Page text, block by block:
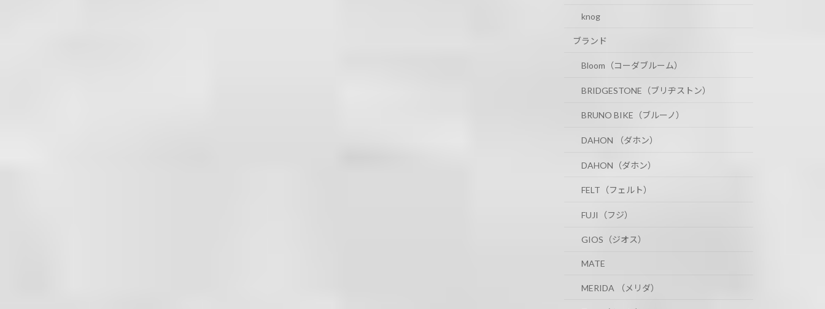
knog
ブランド
Bloom（コーダブルーム）
BRIDGESTONE（ブリヂストン）
BRUNO BIKE（ブルーノ）
DAHON （ダホン）
DAHON（ダホン）
FELT（フェルト）
FUJI（フジ）
GIOS（ジオス）
MATE
MERIDA （メリダ）